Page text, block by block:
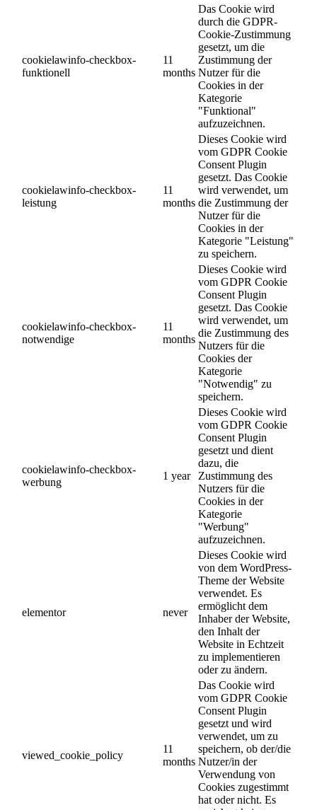
cookielawinfo-checkbox-
funktionell
11
months
Das Cookie wird
durch die GDPR-
Cookie-Zustimmung
gesetzt, um die
Zustimmung der
Nutzer für die
Cookies in der
Kategorie
"Funktional"
aufzuzeichnen.
cookielawinfo-checkbox-
leistung
11
months
Dieses Cookie wird
vom GDPR Cookie
Consent Plugin
gesetzt. Das Cookie
wird verwendet, um
die Zustimmung der
Nutzer für die
Cookies in der
Kategorie "Leistung"
zu speichern.
cookielawinfo-checkbox-
notwendige
11
months
Dieses Cookie wird
vom GDPR Cookie
Consent Plugin
gesetzt. Das Cookie
wird verwendet, um
die Zustimmung des
Nutzers für die
Cookies der
Kategorie
"Notwendig" zu
speichern.
cookielawinfo-checkbox-
werbung
1 year
Dieses Cookie wird
vom GDPR Cookie
Consent Plugin
gesetzt und dient
dazu, die
Zustimmung des
Nutzers für die
Cookies in der
Kategorie
"Werbung"
aufzuzeichnen.
elementor never
Dieses Cookie wird
von dem WordPress-
Theme der Website
verwendet. Es
ermöglicht dem
Inhaber der Website,
den Inhalt der
Website in Echtzeit
zu implementieren
oder zu ändern.
viewed_cookie_policy
11
months
Das Cookie wird
vom GDPR Cookie
Consent Plugin
gesetzt und wird
verwendet, um zu
speichern, ob der/die
Nutzer/in der
Verwendung von
Cookies zugestimmt
hat oder nicht. Es